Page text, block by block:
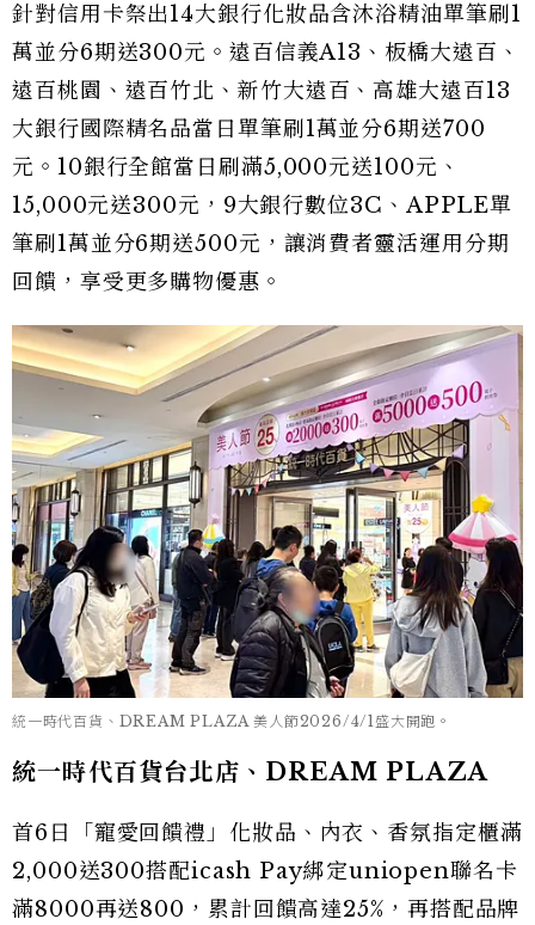
針對信用卡祭出14大銀行化妝品含沐浴精油單筆刷1
萬並分6期送300元。遠百信義A13、板橋大遠百、
遠百桃園、遠百竹北、新竹大遠百、高雄大遠百13
大銀行國際精名品當日單筆刷1萬並分6期送700
元。10銀行全館當日刷滿5,000元送100元、
15,000元送300元，9大銀行數位3C、APPLE單
筆刷1萬並分6期送500元，讓消費者靈活運用分期
回饋，享受更多購物優惠。
統一時代百貨、DREAM PLAZA 美人節2026/4/1盛大開跑。
統一時代百貨台北店、DREAM PLAZA
首6日「寵愛回饋禮」化妝品、內衣、香氛指定櫃滿
2,000送300搭配icash Pay綁定uniopen聯名卡
滿8000再送800，累計回饋高達25%，再搭配品牌